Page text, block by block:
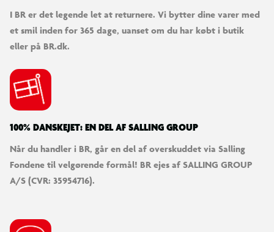
I BR er det legende let at returnere. Vi bytter dine varer med
et smil inden for 365 dage, uanset om du har købt i butik
eller på BR.dk.
100% DANSKEJET: EN DEL AF SALLING GROUP
Når du handler i BR, går en del af overskuddet via Salling
Fondene til velgørende formål! BR ejes af SALLING GROUP
A/S (CVR: 35954716).